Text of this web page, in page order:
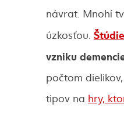
návrat. Mnohí
úzkosťou. Štúdie
vzniku
počtom
tipov na hry,